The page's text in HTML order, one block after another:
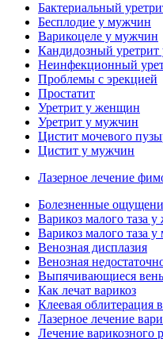
Бактериальный
Бесплодие у мужчин
Варикоцеле у мужчин
Кандидозный
Неинфекционный
Проблемы с эрекцией
Простатит
Уретрит у женщин
Уретрит у мужчин
Цистит мочевого
Цистит у мужчин
Лазерное лечение
Болезненные
Варикоз малого таза
Варикоз малого таза
Венозная дисплазия
Венозная
Выпячивающиеся
Как лечат варикоз
Клеевая облитерация
Лазерное лечение
Лечение варикозного